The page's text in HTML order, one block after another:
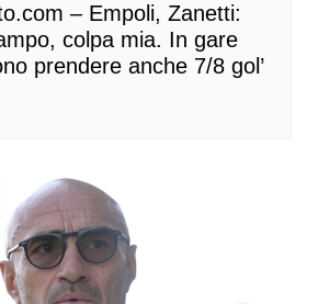
– Empoli, Zanetti:
colpa mia. In gare
prendere anche 7/8 gol’